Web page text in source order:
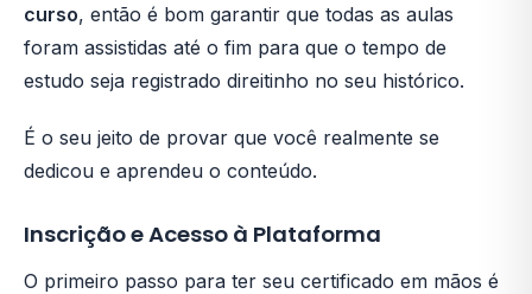
curso, então é bom garantir que todas as aulas
foram assistidas até o fim para que o tempo de
estudo seja registrado direitinho no seu histórico.
É o seu jeito de provar que você realmente se
dedicou e aprendeu o conteúdo.
Inscrição e Acesso à Plataforma
O primeiro passo para ter seu certificado em mãos é